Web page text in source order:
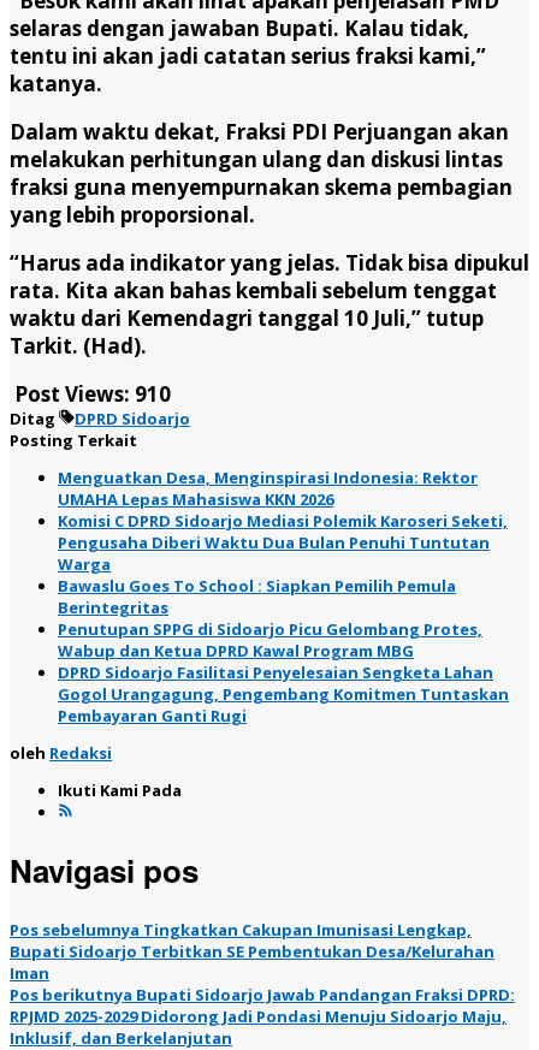
selaras dengan jawaban Bupati. Kalau tidak,
tentu ini akan jadi catatan serius fraksi kami,”
katanya.
Dalam waktu dekat, Fraksi PDI Perjuangan akan
melakukan perhitungan ulang dan diskusi lintas
fraksi guna menyempurnakan skema pembagian
yang lebih proporsional.
“Harus ada indikator yang jelas. Tidak bisa dipukul
rata. Kita akan bahas kembali sebelum tenggat
waktu dari Kemendagri tanggal 10 Juli,” tutup
Tarkit. (Had).
Post Views: 910
Ditag
DPRD Sidoarjo
Posting Terkait
Menguatkan Desa, Menginspirasi Indonesia: Rektor
UMAHA Lepas Mahasiswa KKN 2026
Komisi C DPRD Sidoarjo Mediasi Polemik Karoseri Seketi,
Pengusaha Diberi Waktu Dua Bulan Penuhi Tuntutan
Warga
Bawaslu Goes To School : Siapkan Pemilih Pemula
Berintegritas
Penutupan SPPG di Sidoarjo Picu Gelombang Protes,
Wabup dan Ketua DPRD Kawal Program MBG
DPRD Sidoarjo Fasilitasi Penyelesaian Sengketa Lahan
Gogol Urangagung, Pengembang Komitmen Tuntaskan
Pembayaran Ganti Rugi
oleh Redaksi
Ikuti Kami Pada
Navigasi pos
Pos sebelumnya Tingkatkan Cakupan Imunisasi Lengkap,
Bupati Sidoarjo Terbitkan SE Pembentukan Desa/Kelurahan
Iman
Pos berikutnya Bupati Sidoarjo Jawab Pandangan Fraksi DPRD:
RPJMD 2025-2029 Didorong Jadi Pondasi Menuju Sidoarjo Maju,
Inklusif, dan Berkelanjutan